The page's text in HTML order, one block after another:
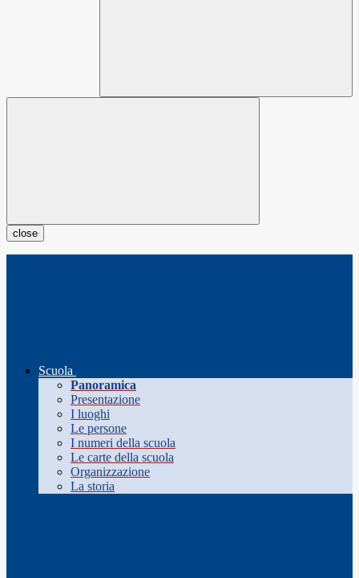
close
Scuola
Panoramica
Presentazione
I luoghi
Le persone
I numeri della scuola
Le carte della scuola
Organizzazione
La storia